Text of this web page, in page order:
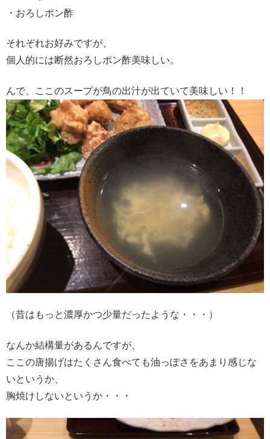
・おろしポン酢
それぞれお好みですが、
個人的には断然おろしポン酢美味しい。
んで、ここのスープが鳥の出汁が出ていて美味しい！！
（昔はもっと濃厚かつ少量だったような・・・）
なんか結構量があるんですが、
ここの唐揚げはたくさん食べても油っぽさをあまり感じな
いというか、
胸焼けしないというか・・・